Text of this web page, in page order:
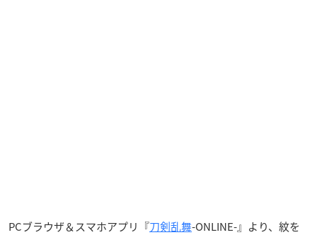
PCブラウザ＆スマホアプリ『刀剣乱舞-ONLINE-』より、紋を